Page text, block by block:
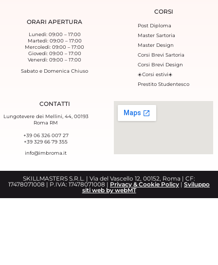
ORARI APERTURA
Lunedì: 09:00 – 17:00
Martedì: 09:00 – 17:00
Mercoledì: 09:00 – 17:00
Giovedì: 09:00 – 17:00
Venerdì: 09:00 – 17:00
Sabato e Domenica Chiuso
CORSI
Post Diploma
Master Sartoria
Master Design
Corsi Brevi Sartoria
Corsi Brevi Design
☀️Corsi estivi☀️
Prestito Studentesco
CONTATTI
Lungotevere dei Mellini, 44, 00193
Roma RM
+39 06 326 007 27
+39 329 66 79 355‬
info@imbroma.it
SKILLMASTERS S.R.L. | Via del Vascello 12, 00152, Roma | CF:
17478071008 | P.IVA: 17478071008 | Privacy & Cookie Policy |Sviluppo
siti web by webMT